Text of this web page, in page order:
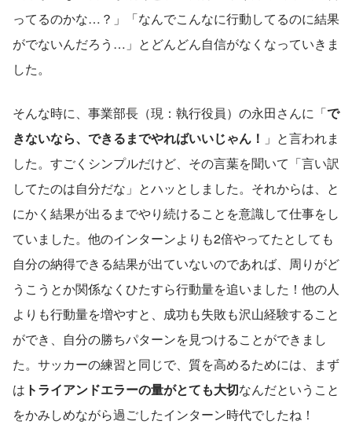
ってるのかな…？」「なんでこんなに行動してるのに結果
がでないんだろう…」とどんどん自信がなくなっていきま
した。
そんな時に、事業部長（現：執行役員）の永田さんに「で
きないなら、できるまでやればいいじゃん！ 」と言われま
した。すごくシンプルだけど、その言葉を聞いて「言い訳
してたのは自分だな」とハッとしました。それからは、と
にかく結果が出るまでやり続けることを意識して仕事をし
ていました。他のインターンよりも2倍やってたとしても
自分の納得できる結果が出ていないのであれば、周りがど
うこうとか関係なくひたすら行動量を追いました！他の人
よりも行動量を増やすと、成功も失敗も沢山経験すること
ができ、自分の勝ちパターンを見つけることができまし
た。サッカーの練習と同じで、質を高めるためには、まず
は トライアンドエラーの量がとても大切なんだということ
をかみしめながら過ごしたインターン時代でしたね！